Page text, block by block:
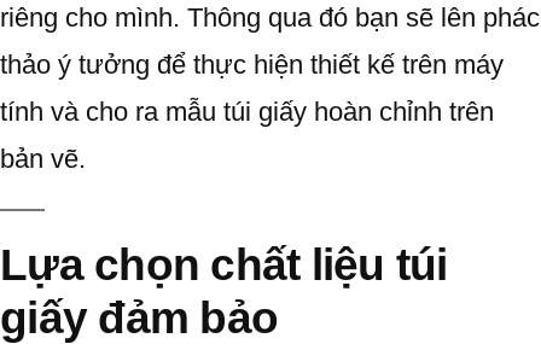
riêng cho mình. Thông qua đó bạn sẽ lên phác
thảo ý tưởng để thực hiện thiết kế trên máy
tính và cho ra mẫu túi giấy hoàn chỉnh trên
bản vẽ.
Lựa chọn chất liệu túi
giấy đảm bảo